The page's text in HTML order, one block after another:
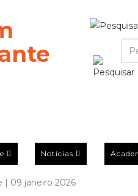
Notícias
| 09 janeiro 2026